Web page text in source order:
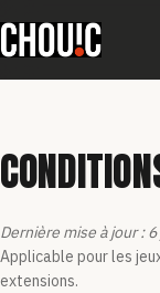
Dernière mise à jour :
Applicable pour les
extensions.